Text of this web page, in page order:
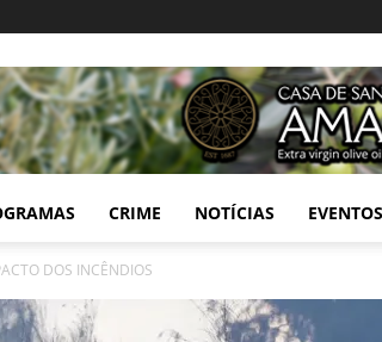
CRIME NOTÍCIAS EVENTOS
DOS INCÊNDIOS